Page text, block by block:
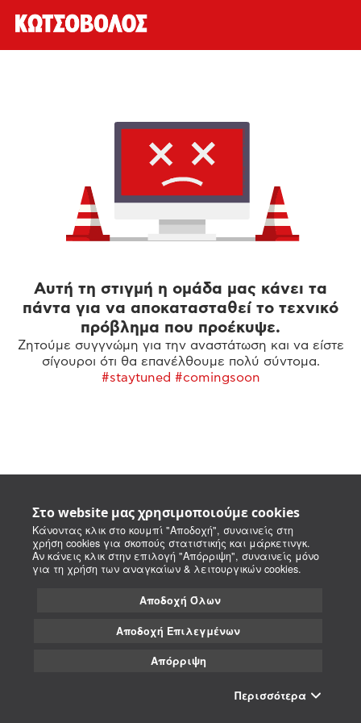
Στο website μας χρησιμοποιούμε cookies
Κάνοντας κλικ στο κουμπί "Αποδοχή", συναινείς στη
χρήση cookies για σκοπούς στατιστικής και μάρκετινγκ.
Αν κάνεις κλικ στην επιλογή "Απόρριψη", συναινείς μόνο
για τη χρήση των αναγκαίων & λειτουργικών cookies.
Αποδοχή Όλων
Αποδοχή Επιλεγμένων
Απόρριψη
Περισσότερα
Αυτή τη στιγμή η ομάδα μας κάνει τα
πάντα για να αποκατασταθεί το τεχνικό
πρόβλημα που προέκυψε.
Ζητούμε συγγνώμη για την αναστάτωση και να είστε
σίγουροι ότι θα επανέλθουμε πολύ σύντομα.
#staytuned #comingsoon